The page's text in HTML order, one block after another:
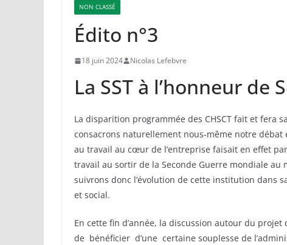
NON CLASSÉ
Édito n°3
18 juin 2024 Nicolas Lefebvre
La SST à l’honneur de
La disparition programmée des CHSCT fait et fera
consacrons naturellement nous-même notre
au travail au cœur de l’entreprise faisait en effet
travail au sortir de la Seconde Guerre mondiale
suivrons donc l’évolution de cette institution dans
et social.
En cette fin d’année, la discussion autour du
de bénéficier d’une certaine souplesse de